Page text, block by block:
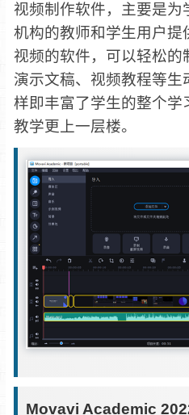
视频制作软件，主要是为
机构的教师和学生用户提
视频的软件，可以轻松的
演示文稿、视频教程等生
样即丰富了学生的整个学
教学更上一层楼。
Movavi Academic